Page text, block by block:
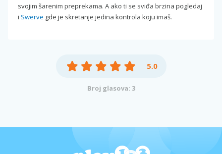
svojim šarenim preprekama. A ako ti se sviđa brzina pogledaj
i Swerve gde je skretanje jedina kontrola koju imaš.
5.0
Broj glasova: 3